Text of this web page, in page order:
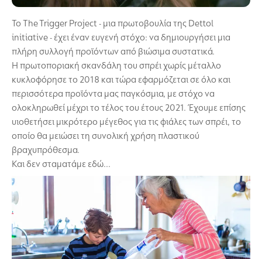
Το The Trigger Project - μια πρωτοβουλία της Dettol
initiative - έχει έναν ευγενή στόχο: να δημιουργήσει μια
πλήρη συλλογή προϊόντων από βιώσιμα συστατικά.
Η πρωτοποριακή σκανδάλη του σπρέι χωρίς μέταλλο
κυκλοφόρησε το 2018 και τώρα εφαρμόζεται σε όλο και
περισσότερα προϊόντα μας παγκόσμια, με στόχο να
ολοκληρωθεί μέχρι το τέλος του έτους 2021. Έχουμε επίσης
υιοθετήσει μικρότερο μέγεθος για τις φιάλες των σπρέι, το
οποίο θα μειώσει τη συνολική χρήση πλαστικού
βραχυπρόθεσμα.
Και δεν σταματάμε εδώ...